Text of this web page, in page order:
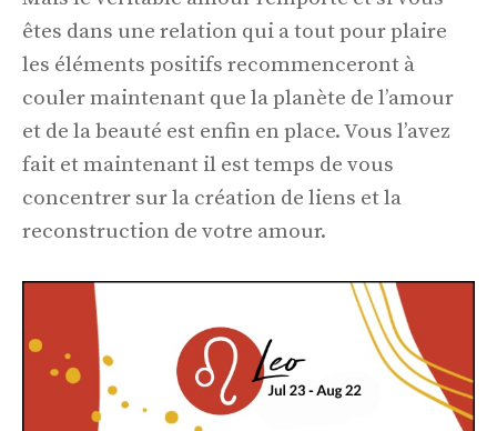
êtes dans une relation qui a tout pour plaire
les éléments positifs recommenceront à
couler maintenant que la planète de l’amour
et de la beauté est enfin en place. Vous l’avez
fait et maintenant il est temps de vous
concentrer sur la création de liens et la
reconstruction de votre amour.